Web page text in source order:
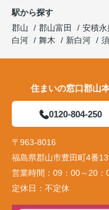
駅から探す
郡山
郡山富田 安積永
白河
舞木 新白河
住まいの窓口郡山
0120-804-250
〒963-8016
福島県郡山市豊田町4番
営業時間： 09：00～20：
定休日： 不定休